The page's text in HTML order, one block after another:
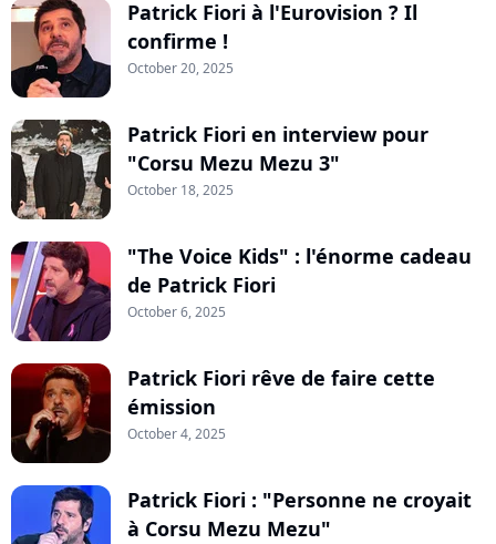
Patrick Fiori à l'Eurovision ? Il
confirme !
October 20, 2025
Patrick Fiori en interview pour
"Corsu Mezu Mezu 3"
October 18, 2025
"The Voice Kids" : l'énorme cadeau
de Patrick Fiori
October 6, 2025
Patrick Fiori rêve de faire cette
émission
October 4, 2025
Patrick Fiori : "Personne ne croyait
à Corsu Mezu Mezu"